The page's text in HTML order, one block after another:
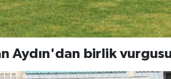
Aydın'dan birlik